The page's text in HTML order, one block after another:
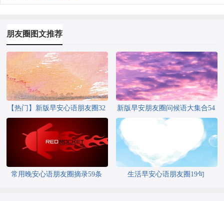
朋友圈图文推荐
【热门】新版早安心语朋友圈32
新版早安朋友圈问候语大集合54
条
常用晚安心语朋友圈摘录59条 生活早安心语朋友圈19句